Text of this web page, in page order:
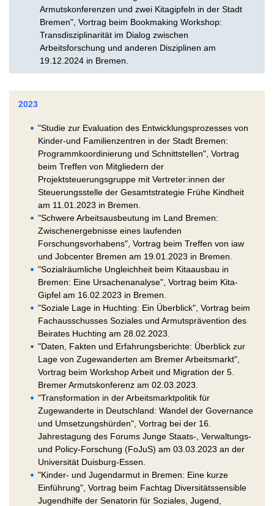
Armutskonferenzen und zwei Kitagipfeln in der Stadt
Bremen", Vortrag beim Bookmaking Workshop:
Transdisziplinarität im Dialog zwischen
Arbeitsforschung und anderen Disziplinen am
19.12.2024 in Bremen.
2023
"Studie zur Evaluation des Entwicklungsprozesses von
Kinder-und Familienzentren in der Stadt Bremen:
Programmkoordinierung und Schnittstellen", Vortrag
beim Treffen von Mitgliedern der
Projektsteuerungsgruppe mit Vertreter:innen der
Steuerungsstelle der Gesamtstrategie Frühe Kindheit
am 11.01.2023 in Bremen.
"Schwere Arbeitsausbeutung im Land Bremen:
Zwischenergebnisse eines laufenden
Forschungsvorhabens", Vortrag beim Treffen von iaw
und Jobcenter Bremen am 19.01.2023 in Bremen.
"Sozialräumliche Ungleichheit beim Kitaausbau in
Bremen: Eine Ursachenanalyse", Vortrag beim Kita-
Gipfel am 16.02.2023 in Bremen.
"Soziale Lage in Huchting: Ein Überblick", Vortrag beim
Fachausschusses Soziales und Armutsprävention des
Beirates Huchting am 28.02.2023.
"Daten, Fakten und Erfahrungsberichte: Überblick zur
Lage von Zugewanderten am Bremer Arbeitsmarkt",
Vortrag beim Workshop Arbeit und Migration der 5.
Bremer Armutskonferenz am 02.03.2023.
"Transformation in der Arbeitsmarktpolitik für
Zugewanderte in Deutschland: Wandel der Governance
und Umsetzungshürden", Vortrag bei der 16.
Jahrestagung des Forums Junge Staats-, Verwaltungs-
und Policy-Forschung (FoJuS) am 03.03.2023 an der
Universität Duisburg-Essen.
"Kinder- und Jugendarmut in Bremen: Eine kurze
Einführung", Vortrag beim Fachtag Diversitätssensible
Jugendhilfe der Senatorin für Soziales, Jugend,